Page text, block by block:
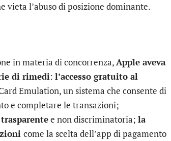
vieta l’abuso di posizione dominante.
in materia di concorrenza,Apple aveva
di rimedi: l’accesso gratuito al
Emulation, un sistema che consente di
e completare le transazioni;
e non discriminatoria; la
come la scelta dell’app di pagamento